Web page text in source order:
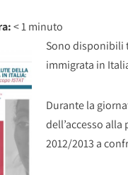
< 1minuto
Sono disponibili
immigrata in
Durante la
dell’accesso
2012/2013 a